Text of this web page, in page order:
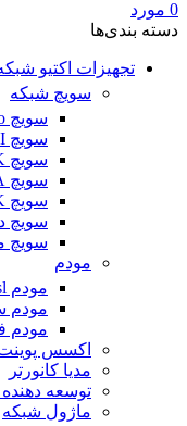
0 مورد
دسته‌ بندی‌ها
تجهیزات اکتیو
سویچ شبکه
سویچ cisco
سویچ HRUI
سویچ MICROTIK
سویچ TENDA
سویچ TPLINK
سویچ
سویچ
مودم
مودم dsl-vdsl
مودم
مودم
اکسس
مدیا کانورتر
توسعه
ماژول شبکه